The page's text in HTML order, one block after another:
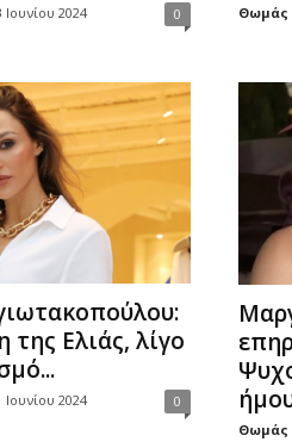
Ιουνίου 2024 0 Θωμάς
της Ελιάς, λίγο
Ιουνίου 2024 0
Θωμάς